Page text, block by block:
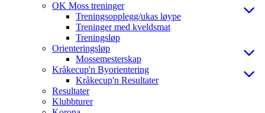
OK Moss treninger
Treningsopplegg/ukas løype
Treninger med kveldsmat
Treningsløp
Orienteringsløp
Mossemesterskap
Kråkecup'n Byorientering
Kråkecup'n Resultater
Resultater
Klubbturer